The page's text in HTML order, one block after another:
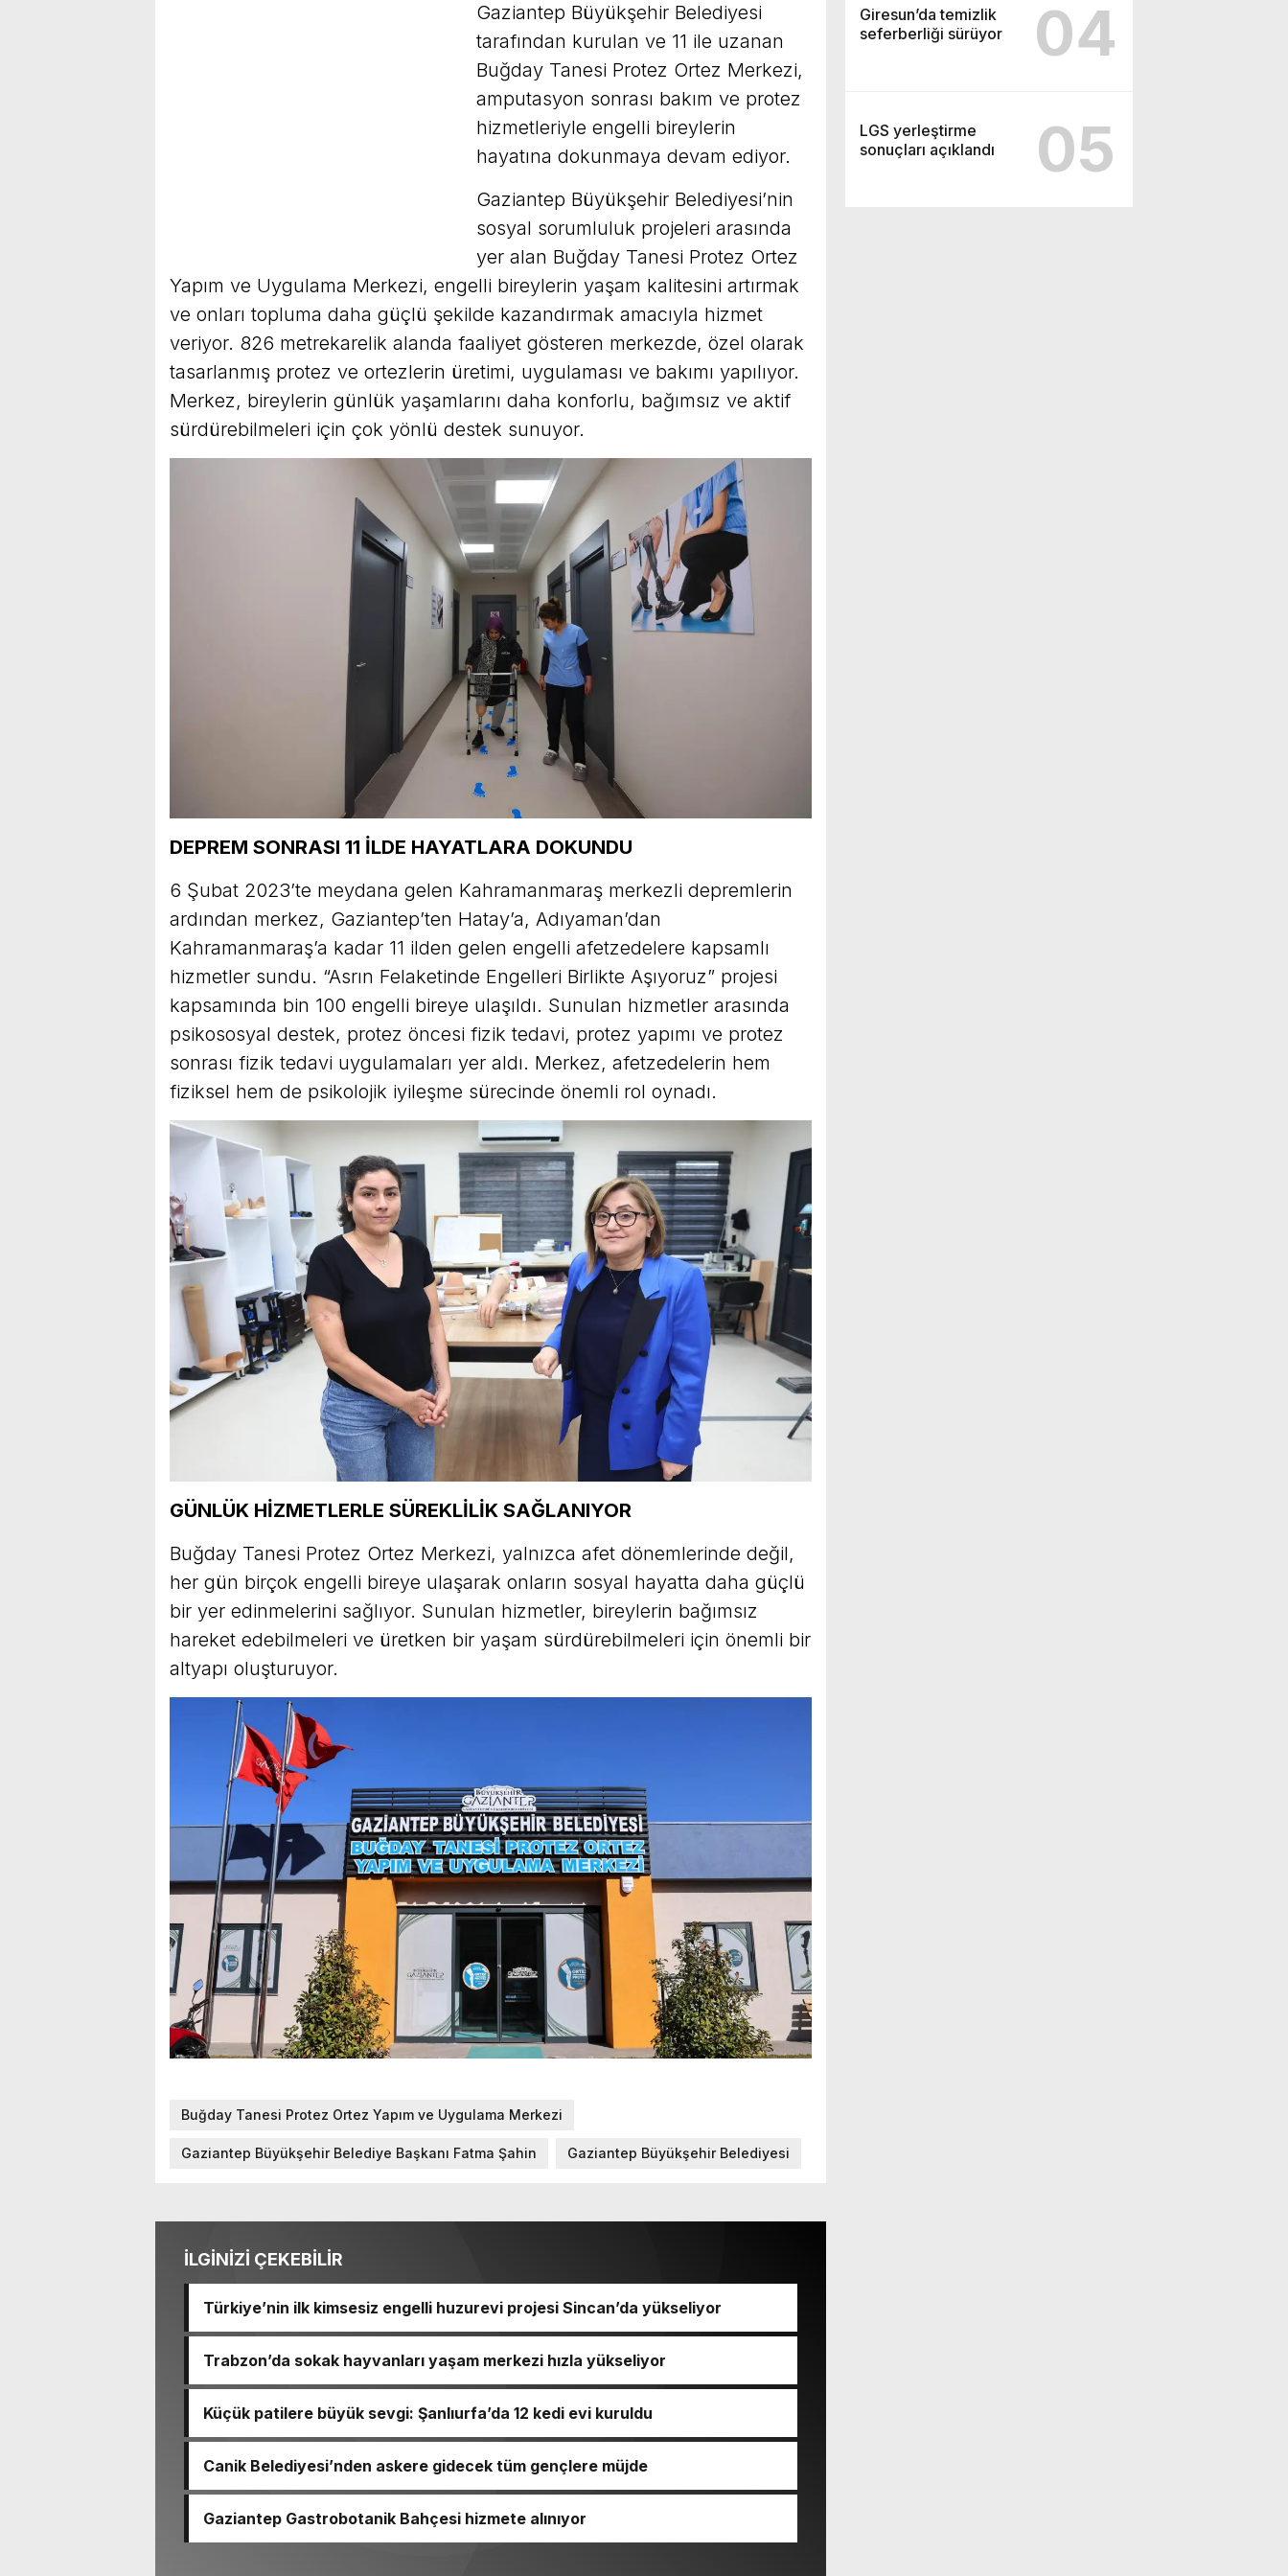
Giresun’da temizlik
seferberliği sürüyor
04
LGS yerleştirme
sonuçları açıklandı
05
Gaziantep Büyükşehir Belediyesi
tarafından kurulan ve 11 ile uzanan
Buğday Tanesi Protez Ortez Merkezi,
amputasyon sonrası bakım ve protez
hizmetleriyle engelli bireylerin
hayatına dokunmaya devam ediyor.
Gaziantep Büyükşehir Belediyesi’nin
sosyal sorumluluk projeleri arasında
yer alan Buğday Tanesi Protez Ortez
Yapım ve Uygulama Merkezi, engelli bireylerin yaşam kalitesini artırmak
ve onları topluma daha güçlü şekilde kazandırmak amacıyla hizmet
veriyor. 826 metrekarelik alanda faaliyet gösteren merkezde, özel olarak
tasarlanmış protez ve ortezlerin üretimi, uygulaması ve bakımı yapılıyor.
Merkez, bireylerin günlük yaşamlarını daha konforlu, bağımsız ve aktif
sürdürebilmeleri için çok yönlü destek sunuyor.
DEPREM SONRASI 11 İLDE HAYATLARA DOKUNDU
6 Şubat 2023’te meydana gelen Kahramanmaraş merkezli depremlerin
ardından merkez, Gaziantep’ten Hatay’a, Adıyaman’dan
Kahramanmaraş’a kadar 11 ilden gelen engelli afetzedelere kapsamlı
hizmetler sundu. “Asrın Felaketinde Engelleri Birlikte Aşıyoruz” projesi
kapsamında bin 100 engelli bireye ulaşıldı. Sunulan hizmetler arasında
psikososyal destek, protez öncesi fizik tedavi, protez yapımı ve protez
sonrası fizik tedavi uygulamaları yer aldı. Merkez, afetzedelerin hem
fiziksel hem de psikolojik iyileşme sürecinde önemli rol oynadı.
GÜNLÜK HİZMETLERLE SÜREKLİLİK SAĞLANIYOR
Buğday Tanesi Protez Ortez Merkezi, yalnızca afet dönemlerinde değil,
her gün birçok engelli bireye ulaşarak onların sosyal hayatta daha güçlü
bir yer edinmelerini sağlıyor. Sunulan hizmetler, bireylerin bağımsız
hareket edebilmeleri ve üretken bir yaşam sürdürebilmeleri için önemli bir
altyapı oluşturuyor.
Buğday Tanesi Protez Ortez Yapım ve Uygulama Merkezi
Gaziantep Büyükşehir Belediye Başkanı Fatma Şahin Gaziantep Büyükşehir Belediyesi
İLGİNİZİ ÇEKEBİLİR
Türkiye’nin ilk kimsesiz engelli huzurevi projesi Sincan’da yükseliyor
Trabzon’da sokak hayvanları yaşam merkezi hızla yükseliyor
Küçük patilere büyük sevgi: Şanlıurfa’da 12 kedi evi kuruldu
Canik Belediyesi’nden askere gidecek tüm gençlere müjde
Gaziantep Gastrobotanik Bahçesi hizmete alınıyor